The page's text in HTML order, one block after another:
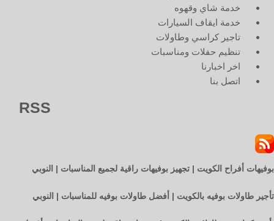
خدمة شاي وقهوه
خدمة ايقاف السيارات
تاجير كراسي وطاولات
تنظيم حفلات ومناسبات
اخر اخبارنا
اتصل بنا
RSS
بوفيهات أفراح الكويت | تجهيز بوفيهات راقية لجميع المناسبات | النوبي
تأجير طاولات بوفيه بالكويت | أفضل طاولات بوفيه للمناسبات | النوبي